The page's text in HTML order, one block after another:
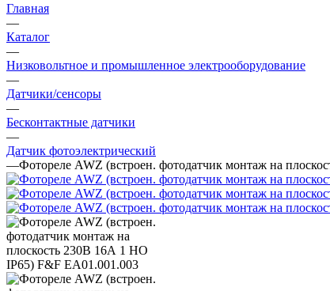
Главная
—
Каталог
—
Низковольтное и промышленное электрооборудование
—
Датчики/сенсоры
—
Бесконтактные датчики
—
Датчик фотоэлектрический
—Фотореле AWZ (встроен. фотодатчик монтаж на